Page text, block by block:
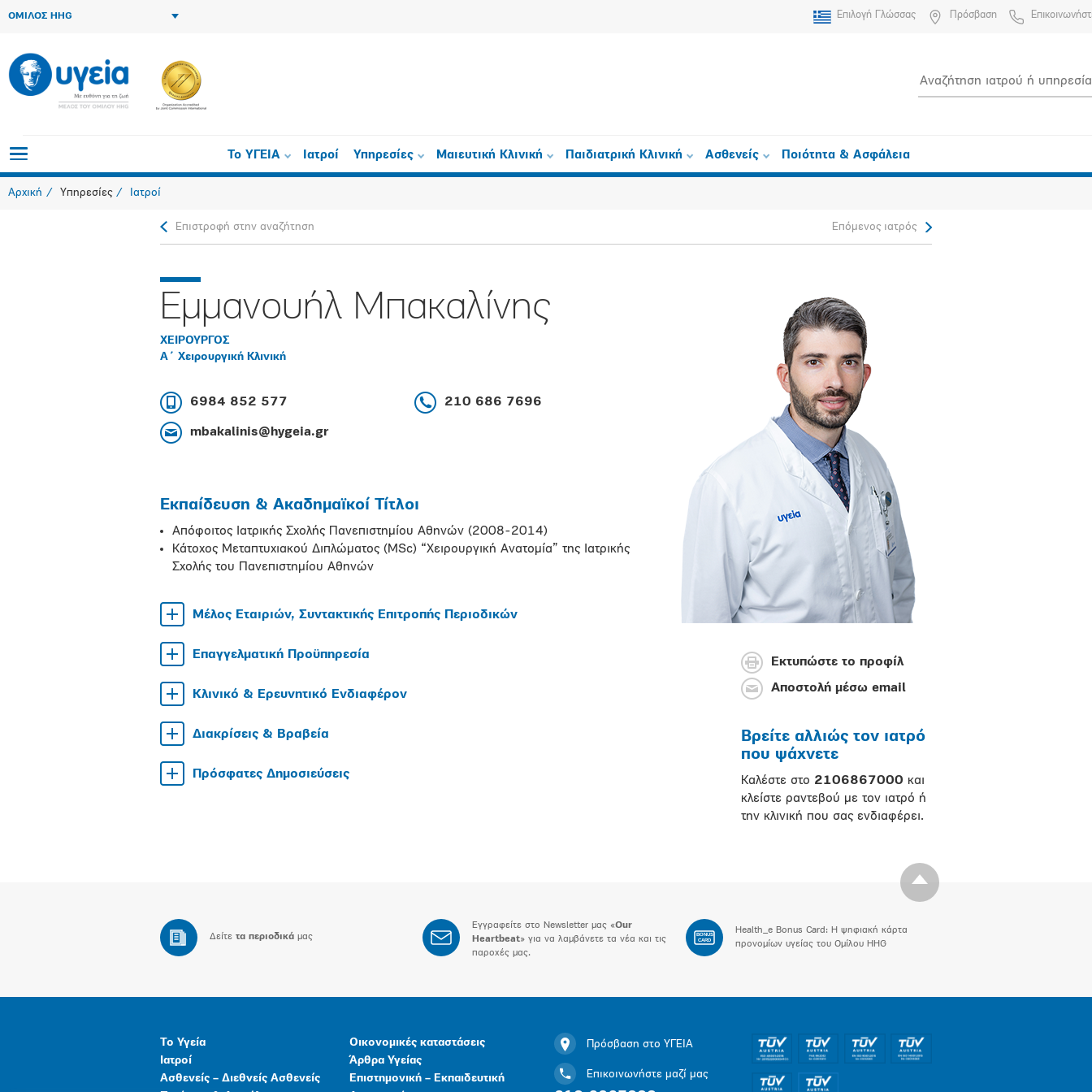
ΟΜΙΛΟΣ HHG Επιλογή Γλώσσας Πρόσβαση
Το ΥΓΕΙΑ Ιατροί Υπηρεσίες Μαιευτική Κλινική Παιδιατρική Κλινική Ασθενείς Ποιότητα & Ασφάλεια
Αρχική Υπηρεσίες Ιατροί
Επιστροφή στην αναζήτηση Επόμενος ιατρός
Εμμανουήλ Μπακαλίνης
ΧΕΙΡΟΥΡΓΟΣ
Α΄ Χειρουργική Κλινική
6984 852 577 210 686 7696
mbakalinis@hygeia.gr
Εκπαίδευση & Ακαδημαϊκοί Τίτλοι
Απόφοιτος Ιατρικής Σχολής Πανεπιστημίου Αθηνών (2008-2014)
Κάτοχος Μεταπτυχιακού Διπλώματος (MSc) “Χειρουργική Ανατομία” της Ιατρικής
Σχολής του Πανεπιστημίου Αθηνών
Μέλος Εταιριών, Συντακτικής Επιτροπής Περιοδικών
Επαγγελματική Προϋπηρεσία
Κλινικό & Ερευνητικό Ενδιαφέρον
Διακρίσεις & Βραβεία
Πρόσφατες Δημοσιεύσεις
Εκτυπώστε το προφίλ
Αποστολή μέσω email
Βρείτε αλλιώς τον ιατρό
που ψάχνετε
Καλέστε στο 2106867000 και
κλείστε ραντεβού με τον ιατρό ή
την κλινική που σας ενδιαφέρει.
Δείτε τα περιοδικά μας
Εγγραφείτε στο Newsletter μας «Our
Heartbeat» για να λαμβάνετε τα νέα και τις
παροχές μας.
BONUS
CARD
Health_e Bonus Card: H ψηφιακή κάρτα
προνομίων υγείας του Ομίλου HHG
Το Υγεία
Ιατροί
Ασθενείς – Διεθνείς Ασθενείς
Οικονομικές καταστάσεις
Άρθρα Υγείας
Επιστημονική – Εκπαιδευτική
Πρόσβαση στο ΥΓΕΙΑ
Επικοινωνήστε μαζί μας